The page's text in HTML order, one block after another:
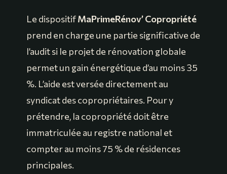
Le dispositifMaPrimeRénov’ Copropriété
prend en charge une partie significative de
l’audit si le projet de rénovation globale
permet un gain énergétique d’au moins 35
%. L’aide est versée directement au
syndicat des copropriétaires. Pour y
prétendre, la copropriété doit être
immatriculée au registre national et
compter au moins 75 % de résidences
principales.